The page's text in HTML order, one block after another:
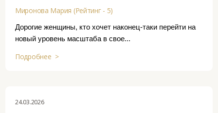
Миронова Мария (Рейтинг - 5)
Дорогие женщины, кто хочет наконец-таки перейти на
новый уровень масштаба в свое...
Подробнее >
24.03.2026